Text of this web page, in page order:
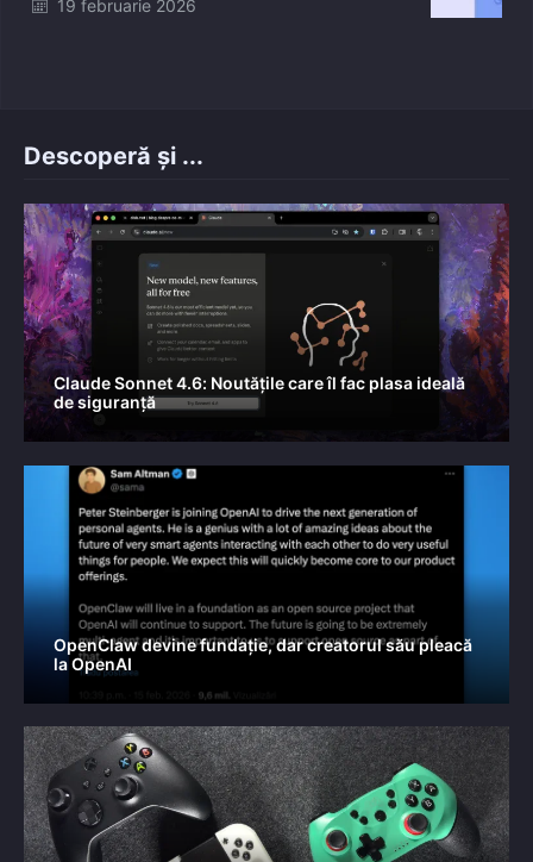
19 februarie 2026
Descoperă și ...
Claude Sonnet 4.6: Noutățile care îl fac plasa ideală
de siguranță
OpenClaw devine fundație, dar creatorul său pleacă
la OpenAI